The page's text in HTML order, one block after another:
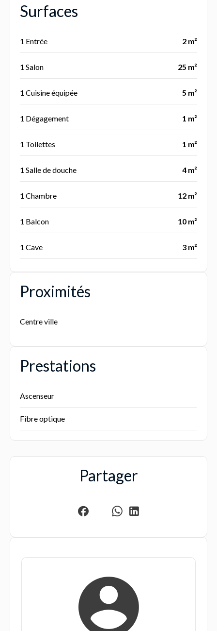
Surfaces
1 Entrée 2 m²
1 Salon 25 m²
1 Cuisine équipée 5 m²
1 Dégagement 1 m²
1 Toilettes 1 m²
1 Salle de douche 4 m²
1 Chambre 12 m²
1 Balcon 10 m²
1 Cave 3 m²
Proximités
Centre ville
Prestations
Ascenseur
Fibre optique
Partager